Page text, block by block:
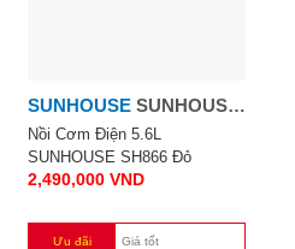
SUNHOUSE SUNHOUSE
5.6L
Nồi Cơm Điện 5.6L
SUNHOUSE SH866 Đỏ
2,490,000 VND
Ưu đãi Giá tốt